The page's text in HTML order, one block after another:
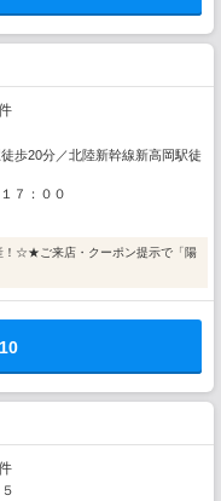
歩20分／北陸新幹線新高岡駅徒
７：００
！☆★ご来店・クーポン提示で「陽